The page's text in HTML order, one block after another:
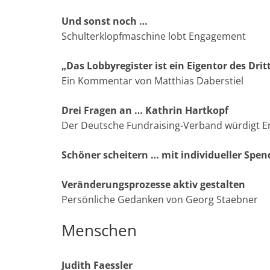
Und sonst noch …
Schulterklopfmaschine lobt Engagement
„Das Lobbyregister ist ein Eigentor des
Ein Kommentar von Matthias Daberstiel
Drei Fragen an … Kathrin Hartkopf
Der Deutsche Fundraising-Verband würdigt
Schöner scheitern … mit individueller
Veränderungsprozesse aktiv gestalten
Persönliche Gedanken von Georg Staebner
Menschen
Judith Faessler